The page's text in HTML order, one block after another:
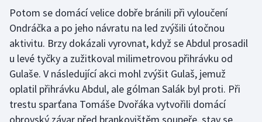
Judo
Krasobruslení
Lezení
Lyže a snowboard
Potom se domácí velice dobře bránili při vyloučení
Ondráčka a po jeho návratu na led zvýšili útočnou
aktivitu. Brzy dokázali vyrovnat, když se Abdul prosadil
u levé tyčky a zužitkoval milimetrovou přihrávku od
Gulaše. V následující akci mohl zvýšit Gulaš, jemuž
oplatil přihrávku Abdul, ale gólman Salák byl proti. Při
trestu sparťana Tomáše Dvořáka vytvořili domácí